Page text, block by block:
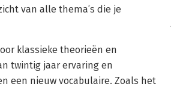
van alle thema’s die je
klassieke theorieën en
twintig jaar ervaring en
een nieuw vocabulaire. Zoals het